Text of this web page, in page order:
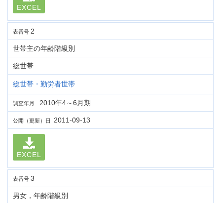
EXCEL
表番号 2
世帯主の年齢階級別
総世帯
総世帯・勤労者世帯
調査年月 2010年4～6月期
公開（更新）日 2011-09-13
EXCEL
表番号 3
男女，年齢階級別